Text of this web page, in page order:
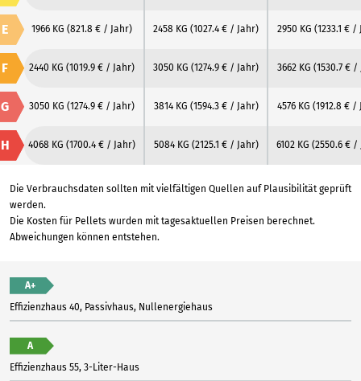
E 1966 KG (821.8 € / Jahr) 2458 KG (1027.4 € / Jahr) 2950 KG (1233.1 € /
F 2440 KG (1019.9 € / Jahr) 3050 KG (1274.9 € / Jahr) 3662 KG (1530.7 € /
G 3050 KG (1274.9 € / Jahr) 3814 KG (1594.3 € / Jahr) 4576 KG (1912.8 € /
H 4068 KG (1700.4 € / Jahr) 5084 KG (2125.1 € / Jahr) 6102 KG (2550.6 € /
Die Verbrauchsdaten sollten mit vielfältigen Quellen auf Plausibilität geprüft
werden.
Die Kosten für Pellets wurden mit tagesaktuellen Preisen berechnet.
Abweichungen können entstehen.
A+
Effizienzhaus 40, Passivhaus, Nullenergiehaus
A
Effizienzhaus 55, 3-Liter-Haus